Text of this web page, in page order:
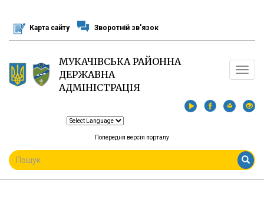
основного
матеріалу
Карта сайту Зворотній зв'язок
МУКАЧІВСЬКА РАЙОННА
ДЕРЖАВНА
АДМІНІСТРАЦІЯ
Toggle
Попередня версія порталу
ПОШУКОВА
ФОРМА
Пошук